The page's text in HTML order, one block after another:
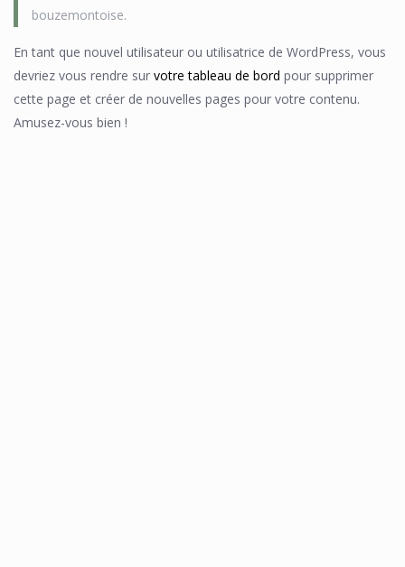
bouzemontoise.
En tant que nouvel utilisateur ou utilisatrice de WordPress, vous
devriez vous rendre survotre tableau de bord pour supprimer
cette page et créer de nouvelles pages pour votre contenu.
Amusez-vous bien !